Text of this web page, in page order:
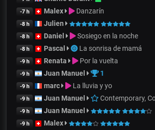
-7 h Malex Danzarín
-8 h Julien
-8 h Daniel Sosiego en la noche
-8 h Pascal La sonrisa de mamá
-9 h Renata Por la vuelta
-9 h Juan Manuel 1
-9 h marc La lluvia y yo
-9 h Juan Manuel Contemporary,
-9 h Juan Manuel
-9 h Malex